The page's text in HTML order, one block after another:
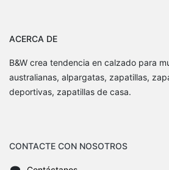
ACERCA DE
B&W crea tendencia en calzado para
australianas, alpargatas, zapatillas,
deportivas, zapatillas de casa.
CONTACTE CON NOSOTROS